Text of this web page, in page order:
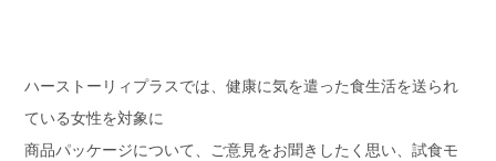
ハーストーリィプラスでは、健康に気を遣った食生活を送られ
ている女性を対象に
商品パッケージについて、ご意見をお聞きしたく思い、試食モ